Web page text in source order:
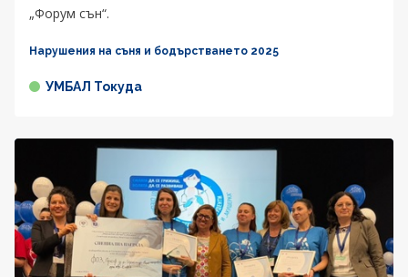
„Форум сън“.
Нарушения на съня и бодърстването 2025
УМБАЛ Токуда